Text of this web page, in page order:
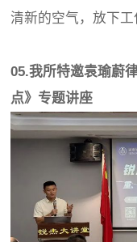
清新的空气，放下工
05.我所特邀袁瑜蔚
点》专题讲座